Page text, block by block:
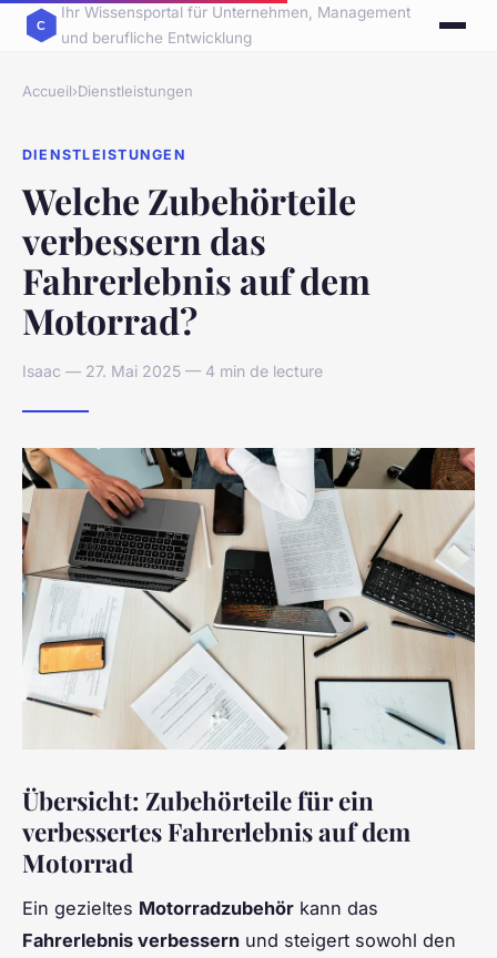
Ihr Wissensportal für Unternehmen, Management
und berufliche Entwicklung
Accueil›Dienstleistungen
DIENSTLEISTUNGEN
Welche Zubehörteile
verbessern das
Fahrerlebnis auf dem
Motorrad?
Isaac — 27. Mai 2025 — 4 min de lecture
Übersicht: Zubehörteile für ein
verbessertes Fahrerlebnis auf dem
Motorrad
Ein gezieltes Motorradzubehör kann das
Fahrerlebnis verbessern und steigert sowohl den